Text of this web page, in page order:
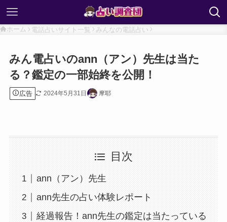
ホーム 電話占いサイト一覧 みんなの電話占い
みん電占いのann（アン）先生は当た
る？鑑定の一部始終を公開！
広告 2024年5月31日 摩耶
目次
ann（アン）先生
ann先生の占い体験レポート
経過報告！ann先生の鑑定は当たっている